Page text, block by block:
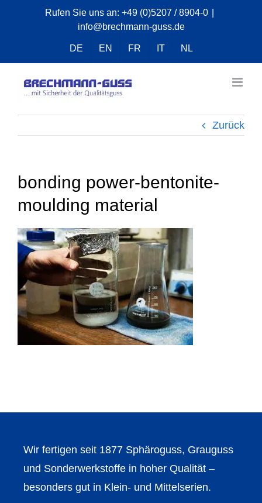
Rufen Sie uns an: +49 (0)5207 / 8904-0
info@brechmann-guss.de
DE EN FR IT NL
Zurück
bonding power-bentonite-
moulding material
Wir fertigen seit 1877 Sphäroguss, Grauguss
und Sonderwerkstoffe in hoher Qualität –
besonders gut in Klein- und Mittelserien.